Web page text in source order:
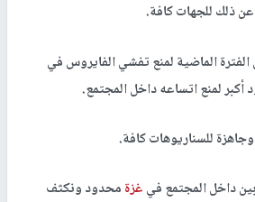
عن ذلك للجهات كافة.
الماضية لمنع تفشي الفايروس في
أكبر لمنع اتساعه داخل المجتمع.
للسناريوهات كافة.
داخل المجتمع فيغزةمحدود ونكثف